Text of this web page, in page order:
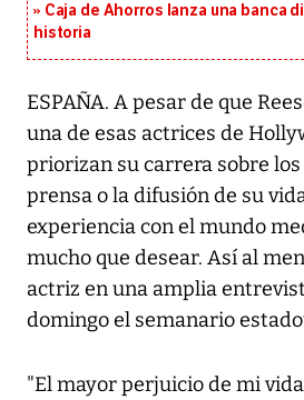
Caja de Ahorros lanza una banca
historia
ESPAÑA. A pesar de que
una de esas actrices de
priorizan su carrera sobre
prensa o la difusión de su
experiencia con el mundo
mucho que desear. Así al
actriz en una amplia
domingo el semanario
"El mayor perjuicio de mi